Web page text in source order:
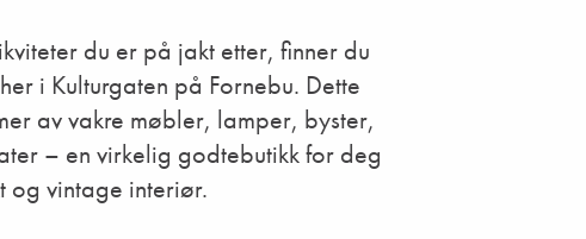
du er på jakt etter, finner du
i Kulturgaten på Fornebu. Dette
av vakre møbler, lamper, byster,
– en virkelig godtebutikk for deg
og vintage interiør.